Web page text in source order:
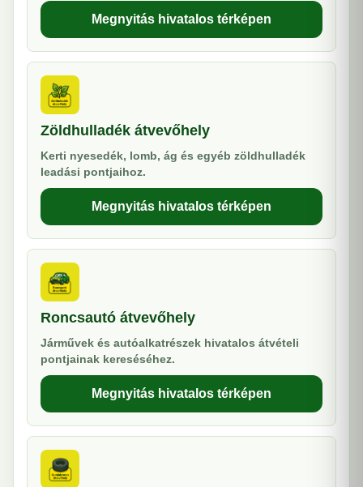
Megnyitás hivatalos térképen
Zöldhulladék átvevőhely
Kerti nyesedék, lomb, ág és egyéb zöldhulladék
leadási pontjaihoz.
Megnyitás hivatalos térképen
Roncsautó átvevőhely
Járművek és autóalkatrészek hivatalos átvételi
pontjainak kereséséhez.
Megnyitás hivatalos térképen